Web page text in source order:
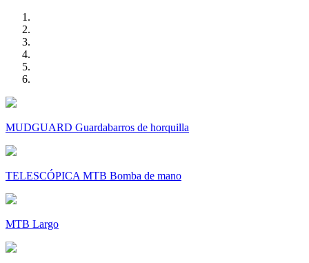
MUDGUARD Guardabarros de horquilla
TELESCÓPICA MTB Bomba de mano
MTB Largo